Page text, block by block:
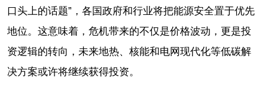
口头上的话题”，各国政府和行业将把能源安全置于优先
地位。这意味着，危机带来的不仅是价格波动，更是投
资逻辑的转向，未来地热、核能和电网现代化等低碳解
决方案或许将继续获得投资。